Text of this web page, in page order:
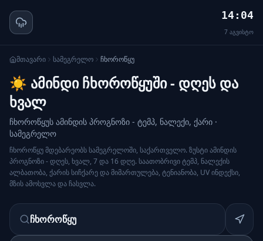
14:04
7 აგვისტო
მთავარი სამეგრელო ჩხოროწყუ
☀️ ამინდი ჩხოროწყუში - დღეს და
ხვალ
ჩხოროწყუს ამინდის პროგნოზი - ტემპ, ნალექი, ქარი ·
სამეგრელო
ჩხოროწყუ მდებარეობს სამეგრელოში, საქართველო. ზუსტი ამინდის
პროგნოზი - დღეს, ხვალ, 7 და 16 დღე. საათობრივი ტემპ, ნალექის
ალბათობა, ქარის სიჩქარე და მიმართულება, ტენიანობა, UV ინდექსი,
მზის ამოსვლა და ჩასვლა.
ჩხოროწყუ